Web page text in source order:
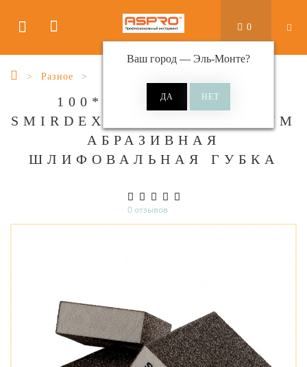
Ваш город — Эль-Монте?
0
Разное
100*70*25ММ-NEW
SMIRDEX 920, 4Х4 MEDIUM
АБРАЗИВНАЯ
ШЛИФОВАЛЬНАЯ ГУБКА
0 отзывов